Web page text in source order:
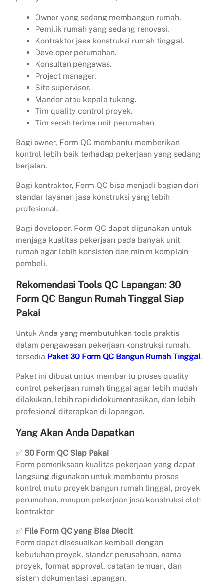
Owner yang sedang membangun rumah.
Pemilik rumah yang sedang renovasi.
Kontraktor jasa konstruksi rumah tinggal.
Developer perumahan.
Konsultan pengawas.
Project manager.
Site supervisor.
Mandor atau kepala tukang.
Tim quality control proyek.
Tim serah terima unit perumahan.
Bagi owner, Form QC membantu memberikan
kontrol lebih baik terhadap pekerjaan yang sedang
berjalan.
Bagi kontraktor, Form QC bisa menjadi bagian dari
standar layanan jasa konstruksi yang lebih
profesional.
Bagi developer, Form QC dapat digunakan untuk
menjaga kualitas pekerjaan pada banyak unit
rumah agar lebih konsisten dan minim komplain
pembeli.
Rekomendasi Tools QC Lapangan: 30
Form QC Bangun Rumah Tinggal Siap
Pakai
Untuk Anda yang membutuhkan tools praktis
dalam pengawasan pekerjaan konstruksi rumah,
tersedia Paket 30 Form QC Bangun Rumah Tinggal.
Paket ini dibuat untuk membantu proses quality
control pekerjaan rumah tinggal agar lebih mudah
dilakukan, lebih rapi didokumentasikan, dan lebih
profesional diterapkan di lapangan.
Yang Akan Anda Dapatkan
✅ 30 Form QC Siap Pakai
Form pemeriksaan kualitas pekerjaan yang dapat
langsung digunakan untuk membantu proses
kontrol mutu proyek bangun rumah tinggal, proyek
perumahan, maupun pekerjaan jasa konstruksi oleh
kontraktor.
✅ File Form QC yang Bisa Diedit
Form dapat disesuaikan kembali dengan
kebutuhan proyek, standar perusahaan, nama
proyek, format approval, catatan temuan, dan
sistem dokumentasi lapangan.